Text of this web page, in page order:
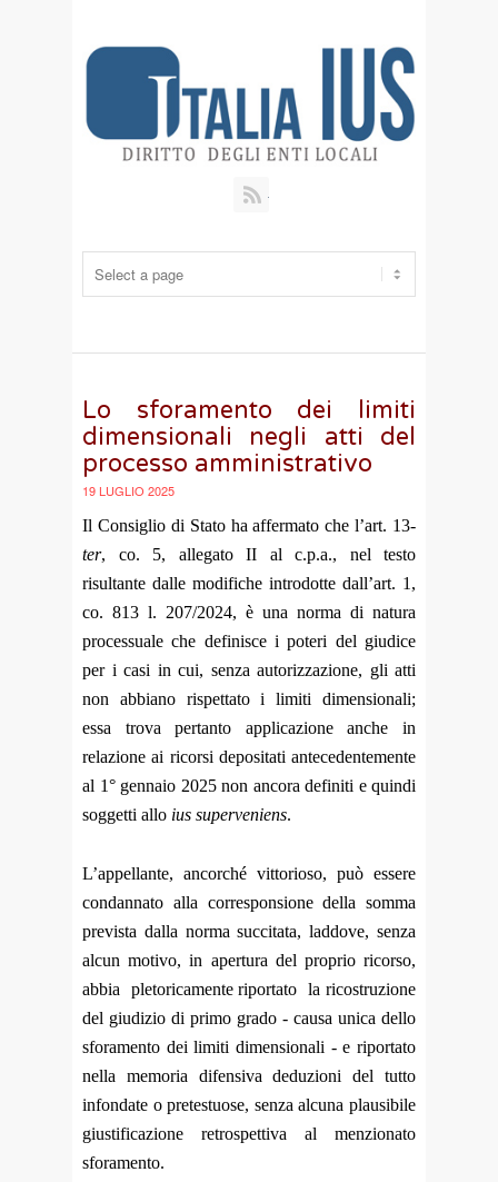
Lo sforamento dei limiti
dimensionali negli atti del
processo amministrativo
19 LUGLIO 2025
Il Consiglio di Stato ha affermato che l’art. 13-
ter, co. 5, allegato II al c.p.a., nel testo
risultante dalle modifiche introdotte dall’art. 1,
co. 813 l. 207/2024, è una norma di natura
processuale che definisce i poteri del giudice
per i casi in cui, senza autorizzazione, gli atti
non abbiano rispettato i limiti dimensionali;
essa trova pertanto applicazione anche in
relazione ai ricorsi depositati antecedentemente
al 1° gennaio 2025 non ancora definiti e quindi
soggetti allo ius superveniens.
L’appellante, ancorché vittorioso, può essere
condannato alla corresponsione della somma
prevista dalla norma succitata, laddove, senza
alcun motivo, in apertura del proprio ricorso,
abbia pletoricamente riportato la ricostruzione
del giudizio di primo grado - causa unica dello
sforamento dei limiti dimensionali - e riportato
nella memoria difensiva deduzioni del tutto
infondate o pretestuose, senza alcuna plausibile
giustificazione retrospettiva al menzionato
sforamento.